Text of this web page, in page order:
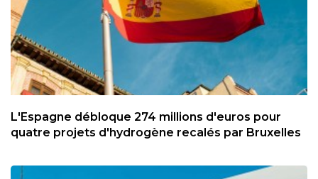
L'Espagne débloque 274 millions d'euros pour
quatre projets d'hydrogène recalés par Bruxelles